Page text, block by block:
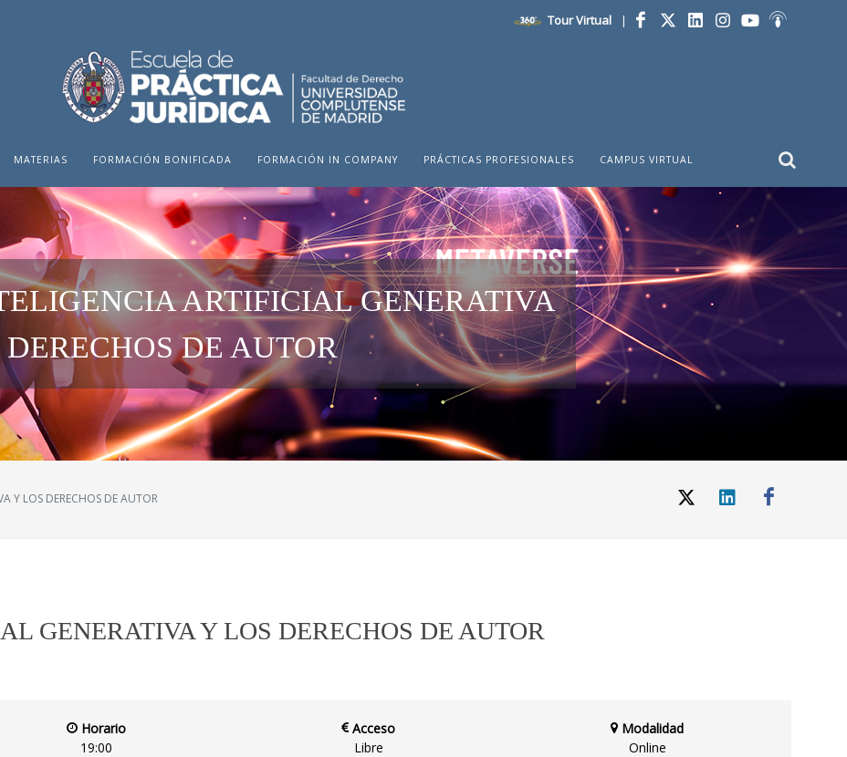
Tour Virtual |
MATERIAS FORMACIÓN BONIFICADA FORMACIÓN IN COMPANY PRÁCTICAS PROFESIONALES CAMPUS VIRTUAL
ARTIFICIAL GENERATIVA
DE AUTOR
Y LOS DERECHOS DE AUTOR
GENERATIVA Y LOS DERECHOS DE AUTOR
Horario
19:00
Acceso
Libre
Modalidad
Online